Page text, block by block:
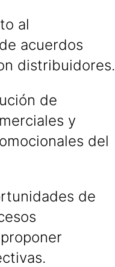
al
acuerdos
distribuidores.
de
y
del
de